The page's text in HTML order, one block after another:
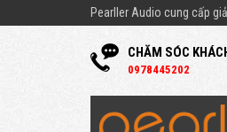
Pearller Audio cung cấp
CHĂM SÓC
0978445202